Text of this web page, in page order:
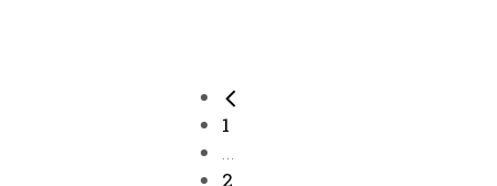
1
...
2